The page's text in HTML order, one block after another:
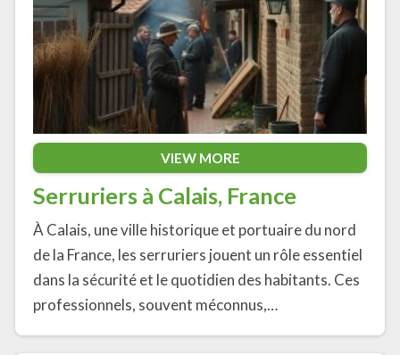
VIEW MORE
Serruriers à Calais, France
À Calais, une ville historique et portuaire du nord
de la France, les serruriers jouent un rôle essentiel
dans la sécurité et le quotidien des habitants. Ces
professionnels, souvent méconnus,…